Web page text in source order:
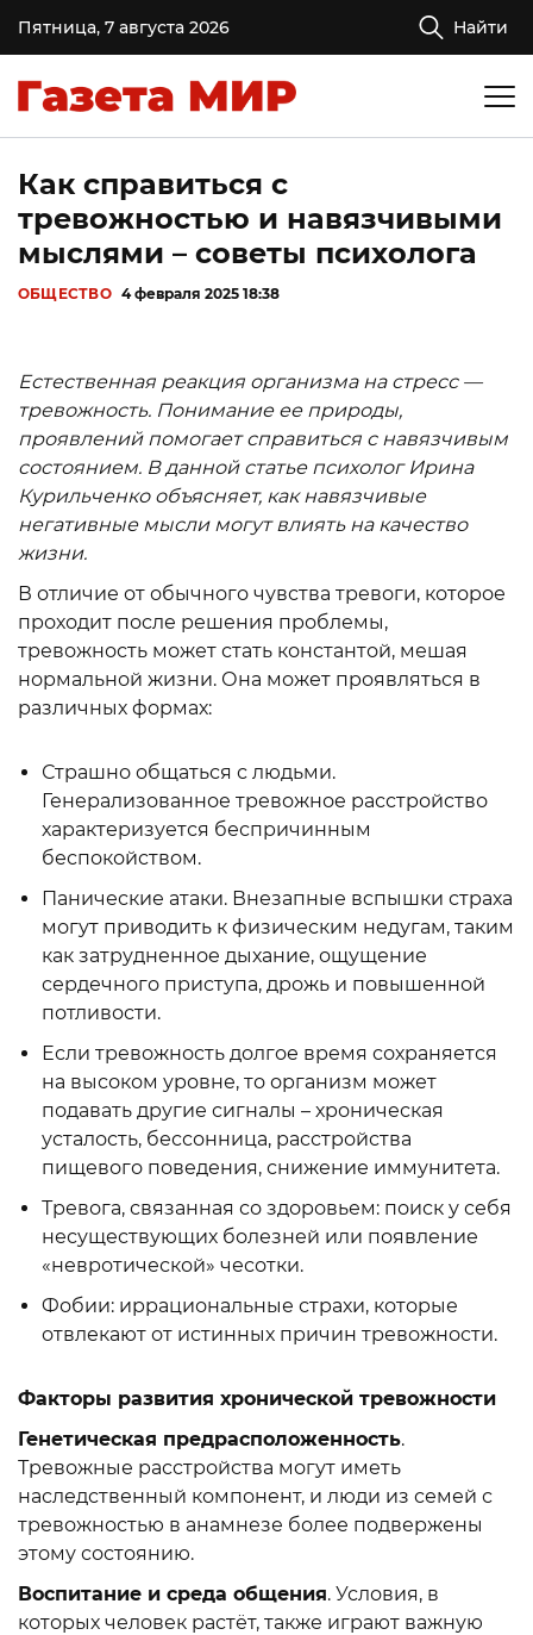
Пятница, 7 августа 2026 Найти
Как справиться с
тревожностью и навязчивыми
мыслями – советы психолога
ОБЩЕСТВО 4 февраля 2025 18:38
Естественная реакция организма на стресс —
тревожность. Понимание ее природы,
проявлений помогает справиться с навязчивым
состоянием. В данной статье психолог Ирина
Курильченко объясняет, как навязчивые
негативные мысли могут влиять на качество
жизни.
В отличие от обычного чувства тревоги, которое
проходит после решения проблемы,
тревожность может стать константой, мешая
нормальной жизни. Она может проявляться в
различных формах:
Страшно общаться с людьми.
Генерализованное тревожное расстройство
характеризуется беспричинным
беспокойством.
Панические атаки. Внезапные вспышки страха
могут приводить к физическим недугам, таким
как затрудненное дыхание, ощущение
сердечного приступа, дрожь и повышенной
потливости.
Если тревожность долгое время сохраняется
на высоком уровне, то организм может
подавать другие сигналы – хроническая
усталость, бессонница, расстройства
пищевого поведения, снижение иммунитета.
Тревога, связанная со здоровьем: поиск у себя
несуществующих болезней или появление
«невротической» чесотки.
Фобии: иррациональные страхи, которые
отвлекают от истинных причин тревожности.
Факторы развития хронической тревожности
Генетическая предрасположенность.
Тревожные расстройства могут иметь
наследственный компонент, и люди из семей с
тревожностью в анамнезе более подвержены
этому состоянию.
Воспитание и среда общения. Условия, в
которых человек растёт, также играют важную